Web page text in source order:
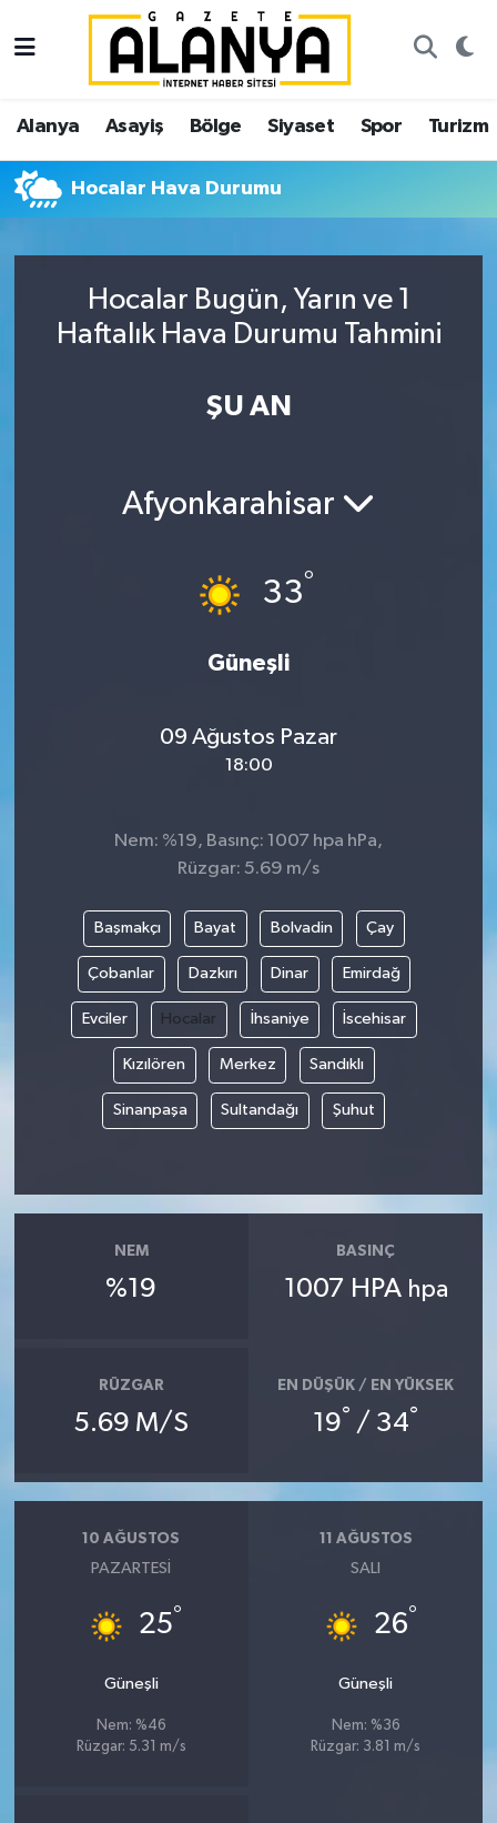
Alanya Asayiş Bölge Siyaset Spor Turizm
Hocalar Hava Durumu
Hocalar Bugün, Yarın ve 1
Haftalık Hava Durumu Tahmini
ŞU AN
Afyonkarahisar
33°
Güneşli
09 Ağustos Pazar
18:00
Nem: %19, Basınç: 1007 hpa hPa,
Rüzgar: 5.69 m/s
Başmakçı Bayat Bolvadin Çay
Çobanlar Dazkırı Dinar Emirdağ
Evciler Hocalar İhsaniye İscehisar
Kızılören Merkez Sandıklı
Sinanpaşa Sultandağı Şuhut
NEM
%19
BASINÇ
1007 HPA hpa
RÜZGAR
5.69 M/S
EN DÜŞÜK / EN YÜKSEK
19° / 34°
10 AĞUSTOS
PAZARTESI
25°
Güneşli
Nem: %46
Rüzgar: 5.31 m/s
11 AĞUSTOS
SALI
26°
Güneşli
Nem: %36
Rüzgar: 3.81 m/s
Alanya
Asayiş
Bölge
Siyaset
Spor
İstanbul Nöbetçi Eczaneler
İstanbul Hava Durumu
İstanbul Trafik Yoğunluk Haritası
Süper Lig Puan Durumu ve Fikstür
Tüm Manşetler